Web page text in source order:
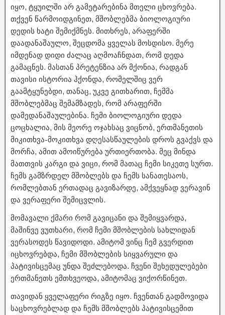
იყო, ტყუილში არ გამეტარებინა მთელი ცხოვრება.
თქვენ წარმოიდგინეთ, მშობლებმა ბიოლოგიური
დედის ხატი შემიქმნეს. მითხრეს, არაფერში
დაადანაშაულო, შეცდომა ყველას მოსდისო. მერე
იმდენად დიდი ძალაც აღმოაჩნდათ, რომ დედა
გამაცნეს. მასთან პრეტენზია არ მქონია, რადგან
თავისი ისტორია ჰქონდა, რომელშიც ვერ
გაამტყუნებდი, თანაც, უკვე გითხარით, ჩემმა
მშობლებმაც შემამზადეს, რომ არაფერში
დამედანაშაულებინა. ჩემი ბიოლოგიური დედა
ცოცხალია, მის მეორე ოჯახსაც ვიცნობ, ერთმანეთის
მიკითხვა-მოკითხვა დღესასწაულების დროს გვაქვს და
მორჩა, ამით ამოიწურება ურთიერთობა. მეც მინდა
მათთვის კარგი და ვიცი, რომ მათაც ჩემი სიკეთე სურთ.
ჩემს გამზრდელ მშობლებს და ჩემს სანათესაოს,
რომლებთან ერთადაც გავიზარდე, ამქვეყნად ვერავინ
და ვერაფერი შემიცვლის.
მომავალი ქმარი რომ გავიცანი და შემიყვარდა,
მაშინვე ვუთხარი, რომ ჩემი მშობლების სახლიდან
ვერასოდეს წავიდოდი. ამიტომ ვინც ჩემ გვერდით
იცხოვრებდა, ჩემი მშობლების სიყვარული და
პატივისცემაც უნდა შეძლებოდა. ჩვენი შეხედულებები
ერთმანეთს ემთხვეოდა, ამიტომაც ვიქორწინეთ.
თავიდან ყველაფერი რიგზე იყო. ჩვენთან გადმოვიდა
საცხოვრებლად და ჩემს მშობლებს პატივისცემით